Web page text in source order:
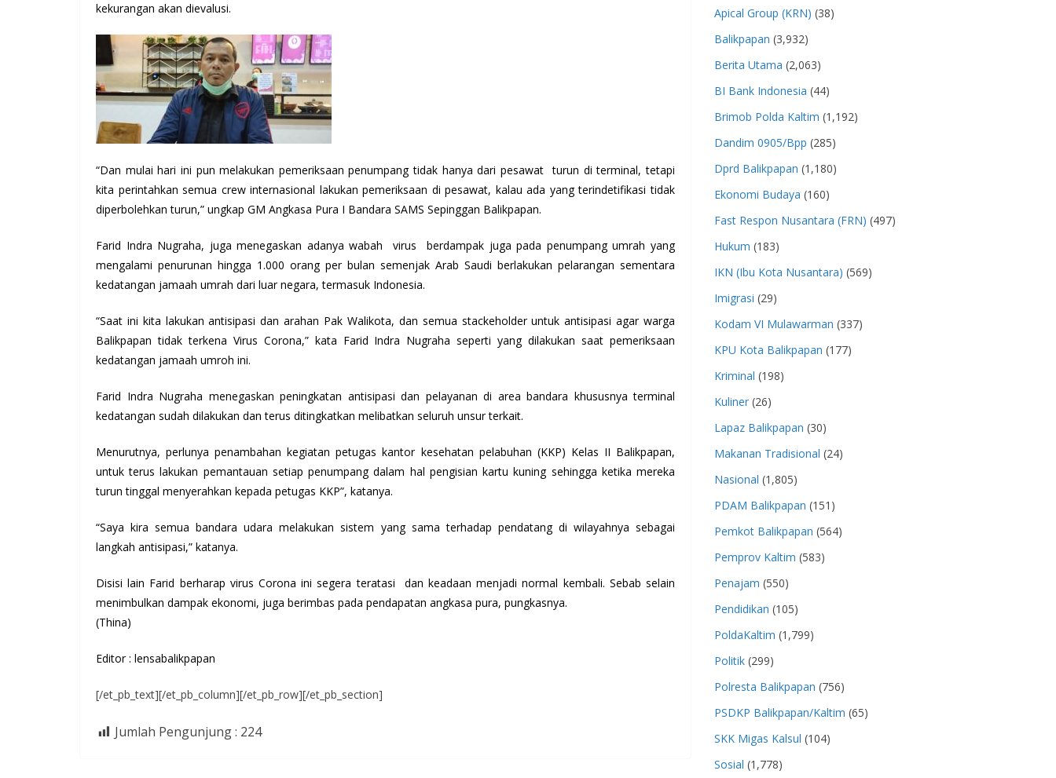
kekurangan akan dievalusi.
“Dan mulai hari ini pun melakukan pemeriksaan penumpang tidak hanya dari pesawat turun di terminal, tetapi
kita perintahkan semua crew internasional lakukan pemeriksaan di pesawat, kalau ada yang terindetifikasi tidak
diperbolehkan turun,” ungkap GM Angkasa Pura I Bandara SAMS Sepinggan Balikpapan.
Farid Indra Nugraha, juga menegaskan adanya wabah virus berdampak juga pada penumpang umrah yang
mengalami penurunan hingga 1.000 orang per bulan semenjak Arab Saudi berlakukan pelarangan sementara
kedatangan jamaah umrah dari luar negara, termasuk Indonesia.
“Saat ini kita lakukan antisipasi dan arahan Pak Walikota, dan semua stackeholder untuk antisipasi agar warga
Balikpapan tidak terkena Virus Corona,” kata Farid Indra Nugraha seperti yang dilakukan saat pemeriksaan
kedatangan jamaah umroh ini.
Farid Indra Nugraha menegaskan peningkatan antisipasi dan pelayanan di area bandara khususnya terminal
kedatangan sudah dilakukan dan terus ditingkatkan melibatkan seluruh unsur terkait.
Menurutnya, perlunya penambahan kegiatan petugas kantor kesehatan pelabuhan (KKP) Kelas II Balikpapan,
untuk terus lakukan pemantauan setiap penumpang dalam hal pengisian kartu kuning sehingga ketika mereka
turun tinggal menyerahkan kepada petugas KKP”, katanya.
“Saya kira semua bandara udara melakukan sistem yang sama terhadap pendatang di wilayahnya sebagai
langkah antisipasi,” katanya.
Disisi lain Farid berharap virus Corona ini segera teratasi dan keadaan menjadi normal kembali. Sebab selain
menimbulkan dampak ekonomi, juga berimbas pada pendapatan angkasa pura, pungkasnya.
(Thina)
Editor : lensabalikpapan
[/et_pb_text][/et_pb_column][/et_pb_row][/et_pb_section]
Jumlah Pengunjung : 224
Apical Group (KRN) (38)
Balikpapan (3,932)
Berita Utama (2,063)
BI Bank Indonesia (44)
Brimob Polda Kaltim (1,192)
Dandim 0905/Bpp (285)
Dprd Balikpapan (1,180)
Ekonomi Budaya (160)
Fast Respon Nusantara (FRN) (497)
Hukum (183)
IKN (Ibu Kota Nusantara) (569)
Imigrasi (29)
Kodam VI Mulawarman (337)
KPU Kota Balikpapan (177)
Kriminal (198)
Kuliner (26)
Lapaz Balikpapan (30)
Makanan Tradisional (24)
Nasional (1,805)
PDAM Balikpapan (151)
Pemkot Balikpapan (564)
Pemprov Kaltim (583)
Penajam (550)
Pendidikan (105)
PoldaKaltim (1,799)
Politik (299)
Polresta Balikpapan (756)
PSDKP Balikpapan/Kaltim (65)
SKK Migas Kalsul (104)
Sosial (1,778)